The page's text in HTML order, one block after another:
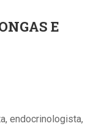
E
endocrinologista,